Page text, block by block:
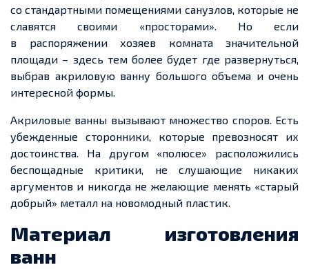
со стандартными помещениями санузлов, которые не
славятся своими «просторами». Но если
в распоряжении хозяев комната значительной
площади – здесь тем более будет где развернуться,
выбрав акриловую ванну большого объема и очень
интересной формы.
Акриловые ванны вызывают множество споров. Есть
убежденные сторонники, которые превозносят их
достоинства. На другом «полюсе» расположились
беспощадные критики, не слушающие никаких
аргументов и никогда не желающие менять «старый
добрый» металл на новомодный пластик.
Материал изготовления
ванн